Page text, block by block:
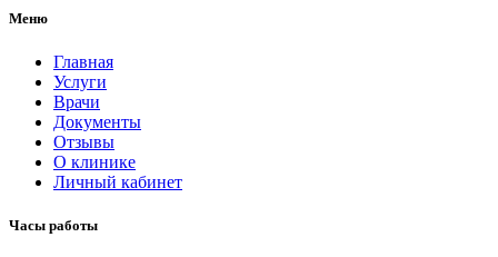
Меню
Главная
Услуги
Врачи
Документы
Отзывы
О клинике
Личный кабинет
Часы работы